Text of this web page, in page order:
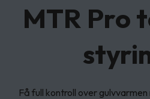
MTR Pro
Få full kontroll over